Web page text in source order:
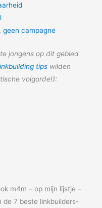
geen campagne
jongens op dit gebied
tips wilden
volgorde!):
m4m – op mijn lijstje –
de 7 beste linkbuilders-